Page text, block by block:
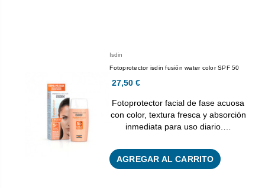
Isdin
Fotoprotector isdin fusión water color SPF 50
27,50 €
Fotoprotector facial de fase acuosa
con color, textura fresca y absorción
inmediata para uso diario.…
AGREGAR AL CARRITO